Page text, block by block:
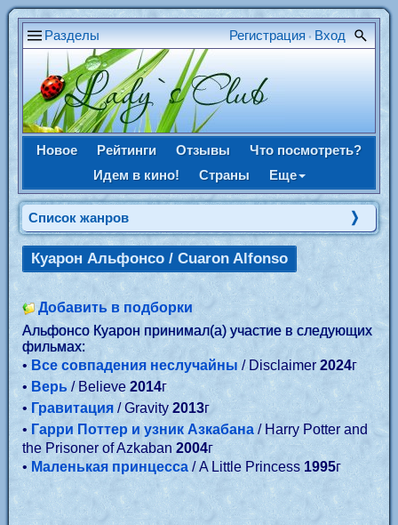
Разделы Регистрация • Вход
Новое Рейтинги Отзывы
Что посмотреть?
Идем в кино!
Страны Еще
Список жанров
Куарон Альфонсо / Cuaron Alfonso
Добавить в подборки
Альфонсо Куарон принимал(а) участие в следующих
фильмах:
• Все совпадения неслучайны/ Disclaimer2024г
• Верь/ Believe 2014г
• Гравитация / Gravity 2013г
• Гарри Поттер и узник Азкабана / Harry Potter and
the Prisoner of Azkaban 2004г
• Маленькая принцесса / A Little Princess 1995г